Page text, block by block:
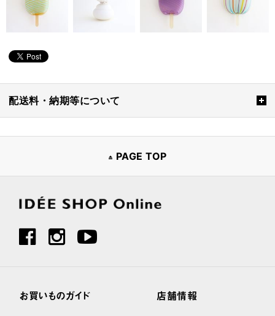
配送料・納期等について
PAGE TOP
お買いものガイド 店舗情報